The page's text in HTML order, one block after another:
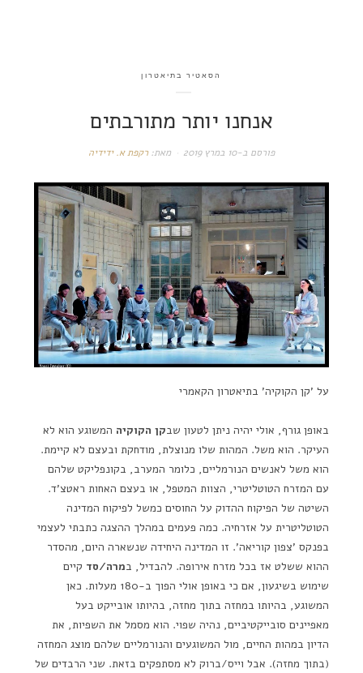
הסאטיר בתיאטרון
אנחנו יותר מתורבתים
פורסם ב-10 במרץ 2019 מאת:רקפת א. ידידיה
על 'קן הקוקיה' בתיאטרון הקאמרי
באופן גורף, אולי יהיה ניתן לטעון שבקן הקוקיה המשוגע הוא לא
העיקר. הוא משל. המהות שלו מנוצלת, מודחקת ובעצם לא קיימת.
הוא משל לאנשים הנורמליים, כלומר המערב, בקונפליקט שלהם
עם המזרח הטוטליטרי, הצוות המטפל, או בעצם האחות ראטצ'ד.
השיטה של הפיקוח ההדוק על החוסים כמשל לפיקוח המדינה
הטוטליטרית על אזרחיה. כמה פעמים במהלך ההצגה כתבתי לעצמי
בפנקס 'צפון קוריאה'. זו המדינה היחידה שנשארה היום, מהסדר
ההוא ששלט אז בכל מזרח אירופה. להבדיל, במרה/סד קיים
שימוש בשיגעון, אם כי באופן אולי הפוך ב-180 מעלות. כאן
המשוגע, בהיותו במחזה בתוך מחזה, בהיותו אובייקט בעל
מאפיינים סובייקטיביים, נהיה שפוי. הוא מסמל את השפיות, את
הדיון במהות החיים, מול המשוגעים והנורמליים שלהם מוצג המחזה
(בתוך מחזה). אבל וייס/ברוק לא מסתפקים בזאת. שני הרבדים של